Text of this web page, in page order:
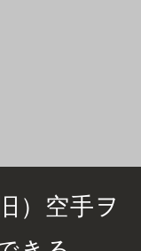
）空手ヲ